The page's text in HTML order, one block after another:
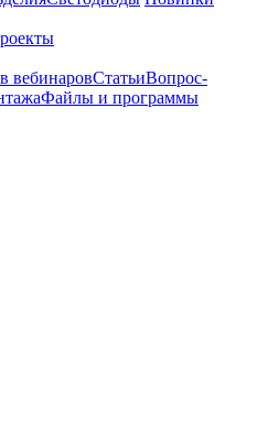
вебинаровСтатьиВопрос-
Файлы и программы